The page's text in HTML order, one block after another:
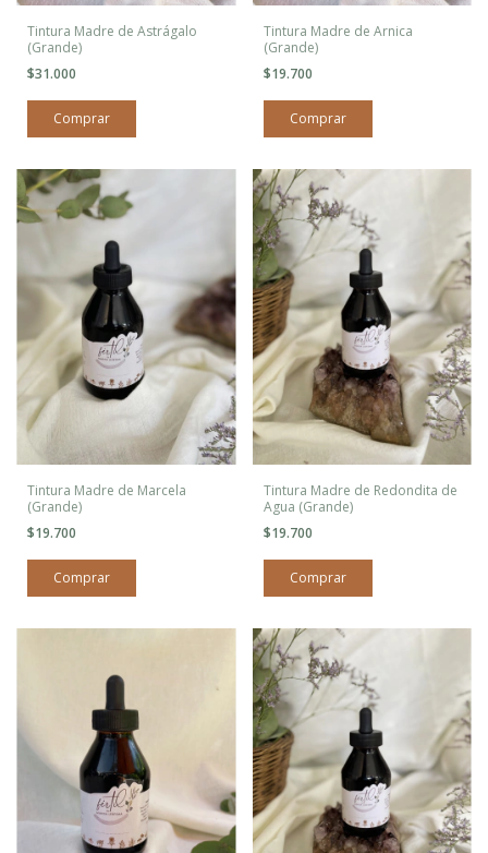
Tintura Madre de Astrágalo
(Grande)
$31.000
Tintura Madre de Arnica
(Grande)
$19.700
Tintura Madre de Marcela
(Grande)
$19.700
Tintura Madre de Redondita de
Agua (Grande)
$19.700